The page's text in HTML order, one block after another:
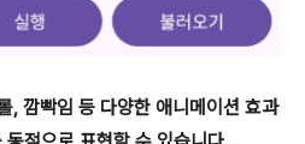
, 깜빡임 등 다양한 애니메이션 효과